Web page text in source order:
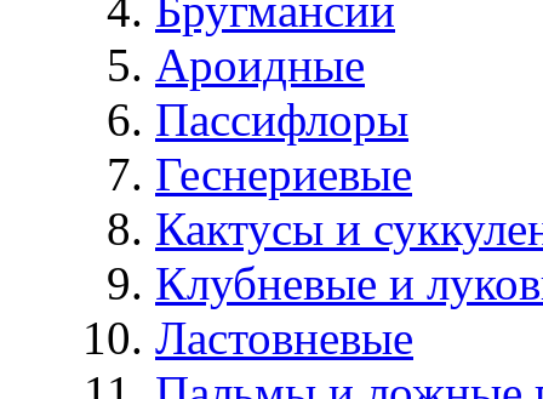
Ароидные
Пассифлоры
Геснериевые
Кактусы и
Клубневые и
Ластовневые